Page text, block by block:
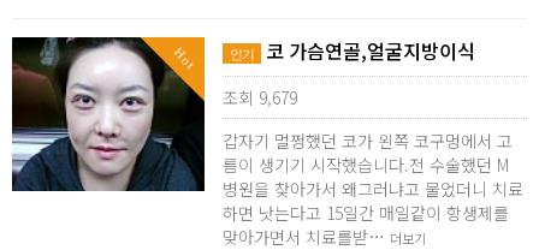
Hot 인기 코 가슴연골,얼굴지방이식
조회 9,679
갑자기 멀쩡했던 코가 왼쪽 코구멍에서 고
름이 생기기 시작했습니다.전 수술했던 M
병원을 찾아가서 왜그러냐고 물었더니 치료
하면 낫는다고 15일간 매일같이 항생제를
맞아가면서 치료를받… 더보기